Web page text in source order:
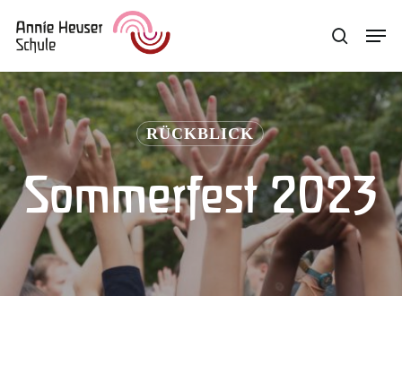
main
content
search
Menu
RÜCKBLICK
Sommerfest 2023